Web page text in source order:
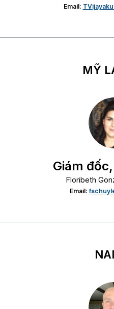
Email:
MỸ
Giám
Floribeth
Email: